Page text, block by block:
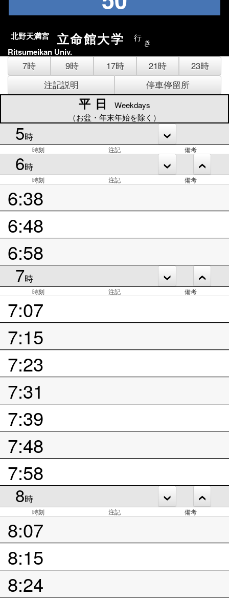
北野天満宮 立命館大学 行 き
Ritsumeikan Univ.
7時 9時 17時 21時
23時
注記説明
停車停留所
平日
Weekdays
（お盆・年末年始を除く）
5時
時刻 注記 備考
6時
時刻 注記 備考
6:38
6:48
6:58
7時
時刻 注記 備考
7:07
7:15
7:23
7:31
7:39
7:48
7:58
8時
時刻 注記 備考
8:07
8:15
8:24